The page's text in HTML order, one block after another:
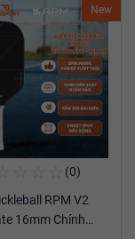
New
(0)
RPM V2
16mm Chính…